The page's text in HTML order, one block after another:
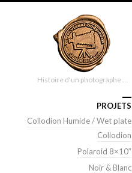
Histoire d'un photographe …
PROJETS
Collodion Humide / Wet plate
Collodion
Polaroid 8×10″
Noir & Blanc